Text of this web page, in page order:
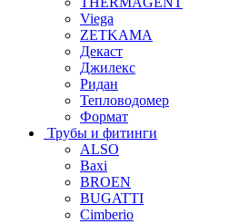
Viega
ZETKAMA
Декаст
Джилекс
Ридан
Тепловодомер
Формат
Трубы и фитинги
ALSO
Baxi
BROEN
BUGATTI
Cimberio